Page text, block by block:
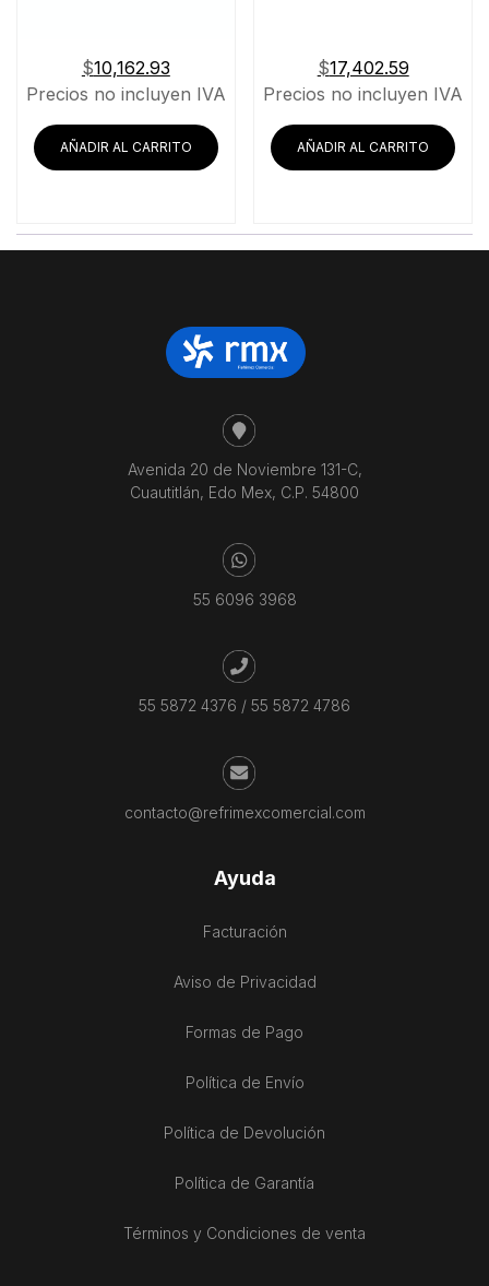
$10,162.93
Precios no incluyen IVA
AÑADIR AL CARRITO
$17,402.59
Precios no incluyen IVA
AÑADIR AL CARRITO
Avenida 20 de Noviembre 131-C,
Cuautitlán, Edo Mex, C.P. 54800
55 6096 3968
55 5872 4376 / 55 5872 4786
contacto@refrimexcomercial.com
Ayuda
Facturación
Aviso de Privacidad
Formas de Pago
Política de Envío
Política de Devolución
Política de Garantía
Términos y Condiciones de venta